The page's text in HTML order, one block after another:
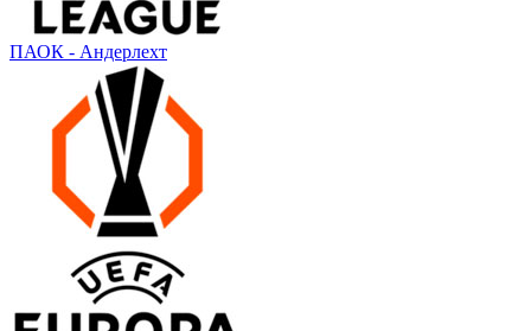
ПАОК - Андерлехт